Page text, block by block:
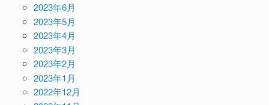
2023年6月
2023年5月
2023年4月
2023年3月
2023年2月
2023年1月
2022年12月